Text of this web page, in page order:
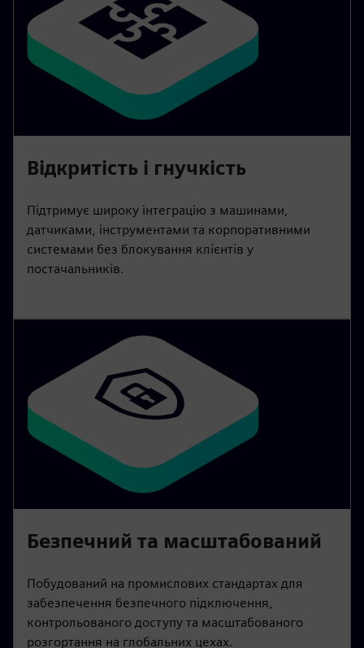
Відкритість і гнучкість
Підтримує широку інтеграцію з машинами,
датчиками, інструментами та корпоративними
системами без блокування клієнтів у
постачальників.
Безпечний та масштабований
Побудований на промислових стандартах для
забезпечення безпечного підключення,
контрольованого доступу та масштабованого
розгортання на глобальних цехах.